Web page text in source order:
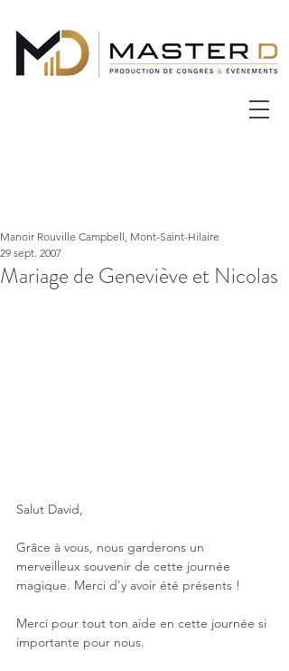
Mariage de Geneviève et Nicolas
Manoir Rouville Campbell, Mont-Saint-Hilaire
29 sept. 2007
Salut David,
Grâce à vous, nous garderons un
merveilleux souvenir de cette journée
magique. Merci d'y avoir été présents !
Merci pour tout ton aide en cette journée si
importante pour nous.